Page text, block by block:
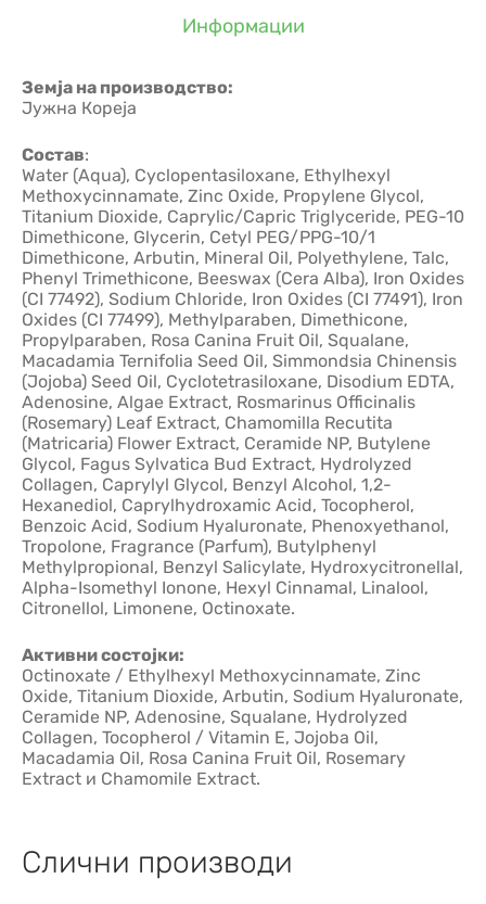
Информации
Земја на производство:
Јужна Кореја
Состав:
Water (Aqua), Cyclopentasiloxane, Ethylhexyl
Methoxycinnamate, Zinc Oxide, Propylene Glycol,
Titanium Dioxide, Caprylic/Capric Triglyceride, PEG-10
Dimethicone, Glycerin, Cetyl PEG/PPG-10/1
Dimethicone, Arbutin, Mineral Oil, Polyethylene, Talc,
Phenyl Trimethicone, Beeswax (Cera Alba), Iron Oxides
(CI 77492), Sodium Chloride, Iron Oxides (CI 77491), Iron
Oxides (CI 77499), Methylparaben, Dimethicone,
Propylparaben, Rosa Canina Fruit Oil, Squalane,
Macadamia Ternifolia Seed Oil, Simmondsia Chinensis
(Jojoba) Seed Oil, Cyclotetrasiloxane, Disodium EDTA,
Adenosine, Algae Extract, Rosmarinus Officinalis
(Rosemary) Leaf Extract, Chamomilla Recutita
(Matricaria) Flower Extract, Ceramide NP, Butylene
Glycol, Fagus Sylvatica Bud Extract, Hydrolyzed
Collagen, Caprylyl Glycol, Benzyl Alcohol, 1,2-
Hexanediol, Caprylhydroxamic Acid, Tocopherol,
Benzoic Acid, Sodium Hyaluronate, Phenoxyethanol,
Tropolone, Fragrance (Parfum), Butylphenyl
Methylpropional, Benzyl Salicylate, Hydroxycitronellal,
Alpha-Isomethyl Ionone, Hexyl Cinnamal, Linalool,
Citronellol, Limonene, Octinoxate.
Активни состојки:
Octinoxate / Ethylhexyl Methoxycinnamate, Zinc
Oxide, Titanium Dioxide, Arbutin, Sodium Hyaluronate,
Ceramide NP, Adenosine, Squalane, Hydrolyzed
Collagen, Tocopherol / Vitamin E, Jojoba Oil,
Macadamia Oil, Rosa Canina Fruit Oil, Rosemary
Extract и Chamomile Extract.
Слични производи